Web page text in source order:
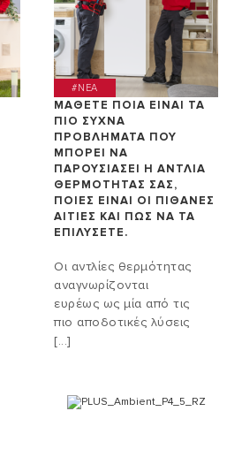
#NEA
ΜΆΘΕΤΕ ΠΟΙΑ ΕΊΝΑΙ ΤΑ
ΠΙΟ ΣΥΧΝΆ
ΠΡΟΒΛΉΜΑΤΑ ΠΟΥ
ΜΠΟΡΕΊ ΝΑ
ΠΑΡΟΥΣΙΆΣΕΙ Η ΑΝΤΛΊΑ
ΘΕΡΜΌΤΗΤΆΣ ΣΑΣ,
ΠΟΙΕΣ ΕΊΝΑΙ ΟΙ ΠΙΘΑΝΈΣ
ΑΙΤΊΕΣ ΚΑΙ ΠΏΣ ΝΑ ΤΑ
ΕΠΙΛΎΣΕΤΕ.
Οι αντλίες θερμότητας
αναγνωρίζονται
ευρέως ως μία από τις
πιο αποδοτικές λύσεις
[...]